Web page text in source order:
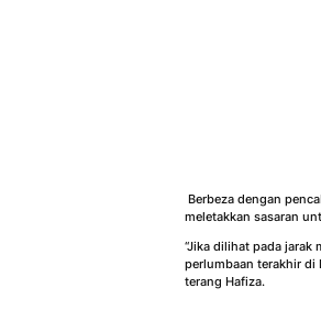
Berbeza dengan
meletakkan sasaran
“Jika dilihat pada
perlumbaan terakhir di
terang Hafiza.